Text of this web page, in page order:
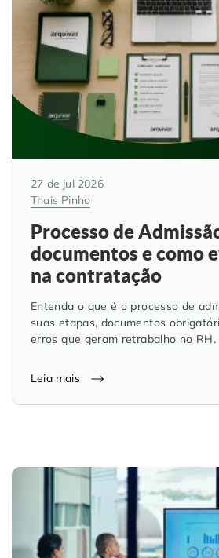
Automação de Processos
Educação Corporativa
Gerenciamento de NF-e
Adequação à LGPD
Assinatura Digital
Auditoria de Processos
Transformação Digital
Gestão do Departamento
Hospitais e Clínicas
Instituições de Ensino
Departamento Pessoal
Departamento Financeiro
Cooperativas
Cases de Sucesso
Nossas Unidades
Blog
Trabalhe Conosco
O QUE NOS DIFERENCIA?
27 de jul 2026
Thais Pinho
Processo de
documentos e como
na contratação
Entenda o que é o processo de
suas etapas, documentos
erros que geram retrabalho no RH.
Leia mais